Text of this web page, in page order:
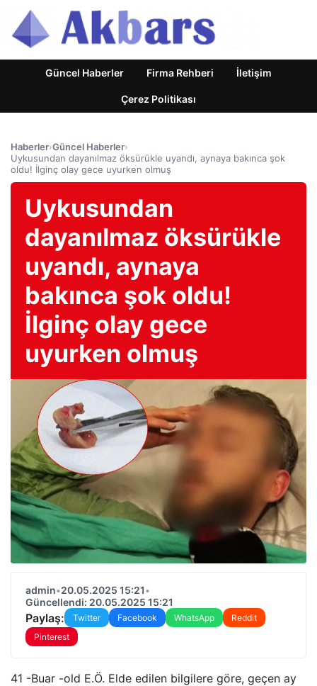
Güncel Haberler Firma Rehberi İletişim
Çerez Politikası
Haberler›Güncel Haberler›
Uykusundan dayanılmaz öksürükle uyandı, aynaya bakınca şok
oldu! İlginç olay gece uyurken olmuş
Uykusundan
dayanılmaz öksürükle
uyandı, aynaya
bakınca şok oldu!
İlginç olay gece
uyurken olmuş
admin•20.05.2025 15:21•
Güncellendi: 20.05.2025 15:21
Paylaş: Twitter Facebook WhatsApp
Reddit
Pinterest
41 -Buar -old E.Ö. Elde edilen bilgilere göre, geçen ay